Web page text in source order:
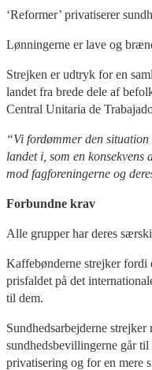
‘Reformer’ privatiserer
Lønningerne er lave og
Strejken er udtryk for en
landet fra brede dele af
Central Unitaria de
“Vi fordømmer den
landet i, som en
mod fagforeningerne og
Forbundne krav
Alle grupper har deres
Kaffebønderne strejker fordi
prisfaldet på det
til dem.
Sundhedsarbejderne
sundhedsbevillingerne går
privatisering og for en mere